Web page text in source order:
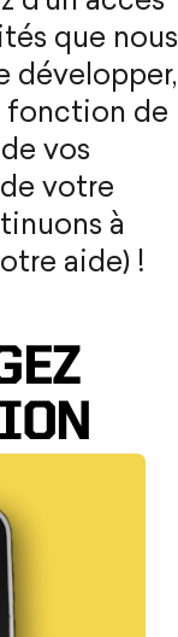
que nous
développer,
fonction de
vos
votre
à
aide) !